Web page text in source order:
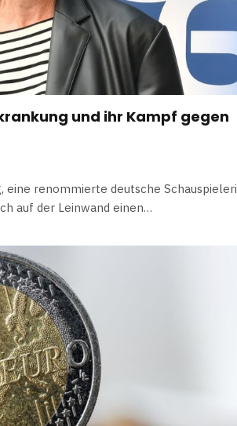
und ihr Kampf gegen
eine renommierte deutsche
auf der Leinwand einen…